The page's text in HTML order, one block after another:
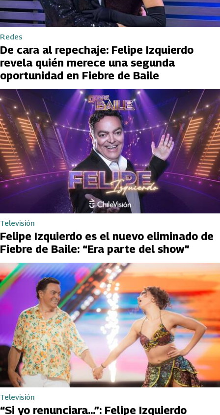
Redes
De cara al repechaje: Felipe Izquierdo
revela quién merece una segunda
oportunidad en Fiebre de Baile
Televisión
Felipe Izquierdo es el nuevo eliminado de
Fiebre de Baile: “Era parte del show”
Televisión
“Si yo renunciara...”: Felipe Izquierdo